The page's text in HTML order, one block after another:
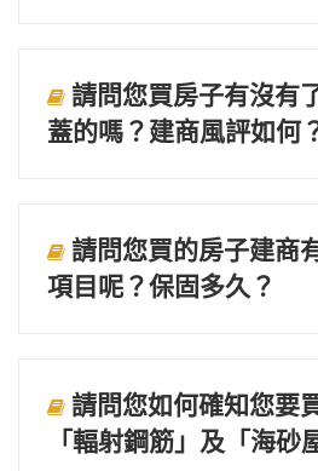
請問您買房子有沒有
蓋的嗎？建商風評如何
請問您買的房子建商
項目呢？保固多久？
請問您如何確知您要
「輻射鋼筋」及「海砂